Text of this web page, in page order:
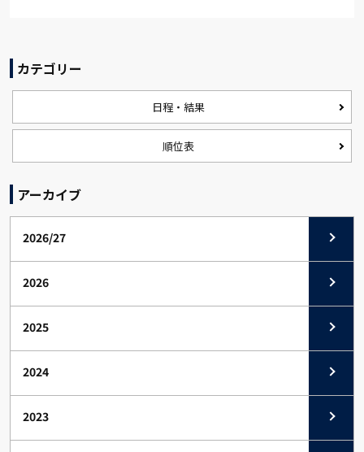
カテゴリー
日程・結果
順位表
アーカイブ
2026/27
2026
2025
2024
2023